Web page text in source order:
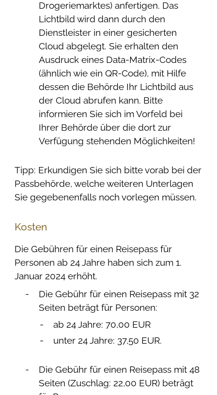
Drogeriemarktes) anfertigen. Das
Lichtbild wird dann durch den
Dienstleister in einer gesicherten
Cloud abgelegt. Sie erhalten den
Ausdruck eines Data-Matrix-Codes
(ähnlich wie ein QR-Code), mit Hilfe
dessen die Behörde Ihr Lichtbild aus
der Cloud abrufen kann. Bitte
informieren Sie sich im Vorfeld bei
Ihrer Behörde über die dort zur
Verfügung stehenden Möglichkeiten!
Tipp: Erkundigen Sie sich bitte vorab bei der
Passbehörde, welche weiteren Unterlagen
Sie gegebenenfalls noch vorlegen müssen.
Kosten
Die Gebühren für einen Reisepass für
Personen ab 24 Jahre haben sich zum 1.
Januar 2024 erhöht.
Die Gebühr für einen Reisepass mit 32
Seiten beträgt für Personen:
ab 24 Jahre: 70,00 EUR
unter 24 Jahre: 37,50 EUR.
Die Gebühr für einen Reisepass mit 48
Seiten (Zuschlag: 22,00 EUR) beträgt